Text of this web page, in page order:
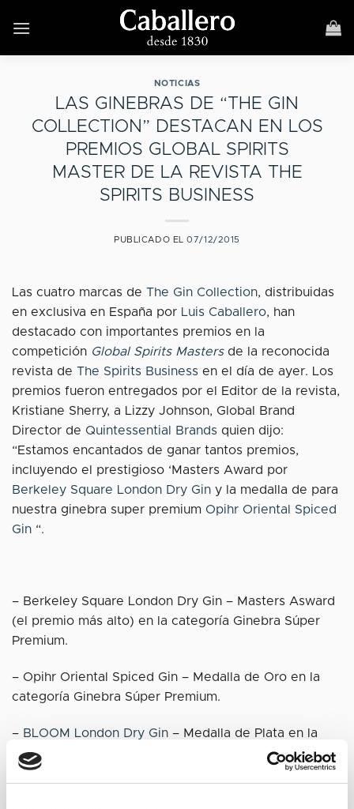
NOTICIAS
LAS GINEBRAS DE “THE GIN
COLLECTION” DESTACAN EN LOS
PREMIOS GLOBAL SPIRITS
MASTER DE LA REVISTA THE
SPIRITS BUSINESS
PUBLICADO EL07/12/2015
Las cuatro marcas de The Gin Collection, distribuidas
en exclusiva en España por Luis Caballero, han
destacado con importantes premios en la
competición Global Spirits Mastersde la reconocida
revista de The Spirits Business en el día de ayer. Los
premios fueron entregados por el Editor de la revista,
Kristiane Sherry, a Lizzy Johnson, Global Brand
Director de Quintessential Brands quien dijo:
“Estamos encantados de ganar tantos premios,
incluyendo el prestigioso ‘Masters Award por
Berkeley Square London Dry Gin y la medalla de para
nuestra ginebra super premium Opihr Oriental Spiced
Gin “.
– Berkeley Square London Dry Gin – Masters Asward
(el premio más alto) en la categoría Ginebra Súper
Premium.
– Opihr Oriental Spiced Gin – Medalla de Oro en la
categoría Ginebra Súper Premium.
– BLOOM London Dry Gin – Medalla de Plata en la
categoría Ginebra Súper Premium.